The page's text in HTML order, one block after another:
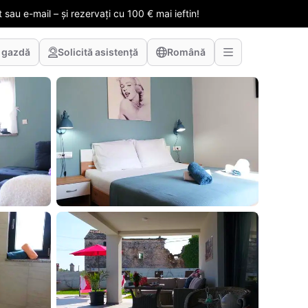
e-mail – și rezervați cu 100 € mai ieftin!
Solicită asistență Română